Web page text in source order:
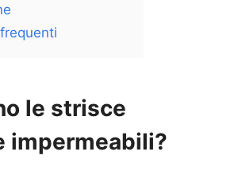
le strisce
impermeabili?